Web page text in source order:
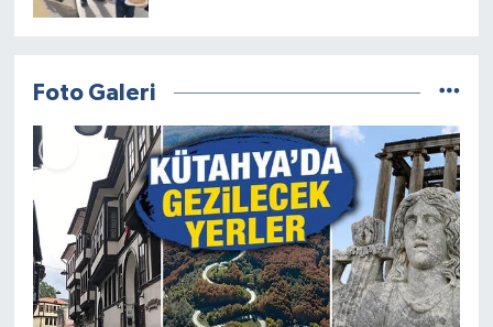
Foto Galeri